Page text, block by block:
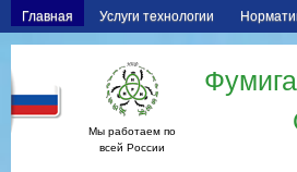
Главная Услуги технологии
Мы работаем по
всей России